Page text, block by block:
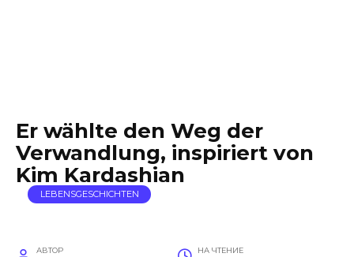
Er wählte den Weg der
Verwandlung, inspiriert von
Kim Kardashian
LEBENSGESCHICHTEN
АВТОР НА ЧТЕНИЕ